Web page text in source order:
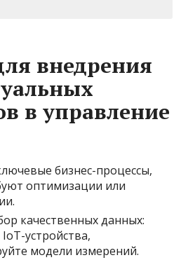
внедрения
в управление
бизнес-процессы,
оптимизации или
качественных данных:
устройства,
модели измерений.